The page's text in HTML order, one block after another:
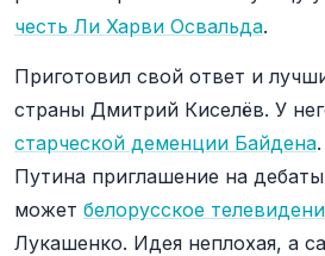
честь Ли Харви Освальда.
Приготовил свой ответ и
страны Дмитрий Киселёв. У
старческой деменции Байдена
Путина приглашение на
может белорусское
Лукашенко. Идея неплохая, а